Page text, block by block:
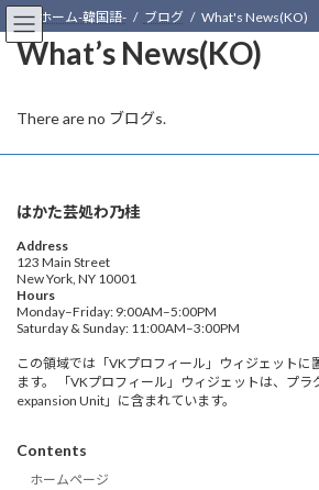
Skip
to
the
content
Skip
to
the
Navigation
ホーム-韓国語- ブログ What's News(KO)
What’s News(KO)
There are no ブログs.
はかた芸処わ乃桂
Address
123 Main Street
New York, NY 10001
Hours
Monday–Friday: 9:00AM–5:00PM
Saturday & Sunday: 11:00AM–3:00PM
この領域では「VKプロフィール」ウィジェットに
ます。 「VKプロフィール」ウィジェットは、プラ
expansion Unit」に含まれています。
Contents
ホームページ